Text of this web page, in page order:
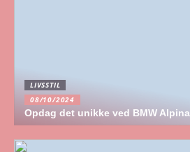
LIVSSTIL
08/10/2024
Opdag det unikke ved BMW Alpina